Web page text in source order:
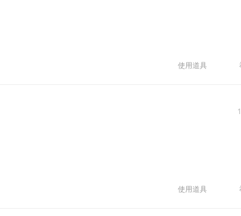
使用道具
使用道具